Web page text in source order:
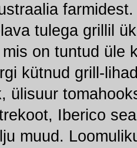
tulega grillil
on tuntud üle
kütnud grill-
ülisuur
Iberico
muud.